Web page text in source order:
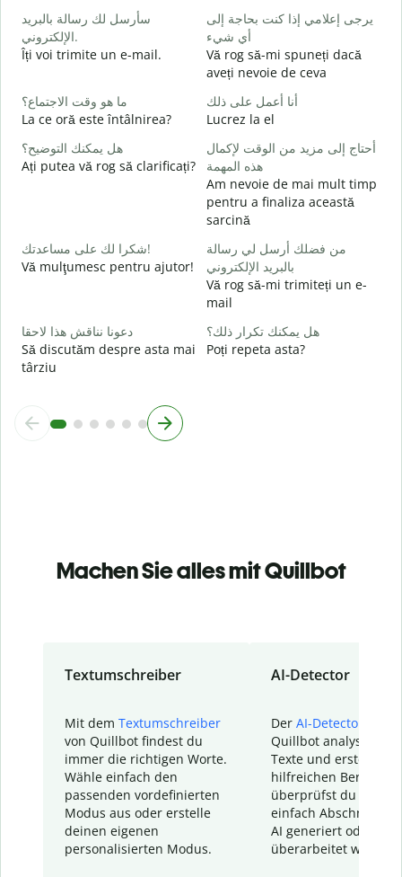
سأرسل لك رسالة بالبريد
الإلكتروني.
Îți voi trimite un e-mail.
يرجى إعلامي إذا كنت بحاجة إلى
أي شيء
Vă rog să-mi spuneți dacă
aveți nevoie de ceva
ما هو وقت الاجتماع؟
La ce oră este întâlnirea?
أنا أعمل على ذلك
Lucrez la el
هل يمكنك التوضيح؟
Ați putea vă rog să clarificați?
أحتاج إلى مزيد من الوقت لإكمال
هذه المهمة
Am nevoie de mai mult timp
pentru a finaliza această
sarcină
شكرا لك على مساعدتك!
Vă mulţumesc pentru ajutor!
من فضلك أرسل لي رسالة
بالبريد الإلكتروني
Vă rog să-mi trimiteți un e-
mail
دعونا نناقش هذا لاحقا
Să discutăm despre asta mai
târziu
هل يمكنك تكرار ذلك؟
Poți repeta asta?
Machen Sie alles mit Quillbot
Textumschreiber
Mit dem Textumschreiber
von Quillbot findest du
immer die richtigen Worte.
Wähle einfach den
passenden vordefinierten
Modus aus oder erstelle
deinen eigenen
personalisierten Modus.
AI-Detector
Der AI-Detector
Quillbot analysiert
Texte und erstellt
hilfreichen Bericht.
überprüfst du
einfach Abschnitte,
AI generiert oder
überarbeitet wurden.